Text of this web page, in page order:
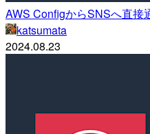
AWS ConfigからSNSへ直接
katsumata
2024.08.23